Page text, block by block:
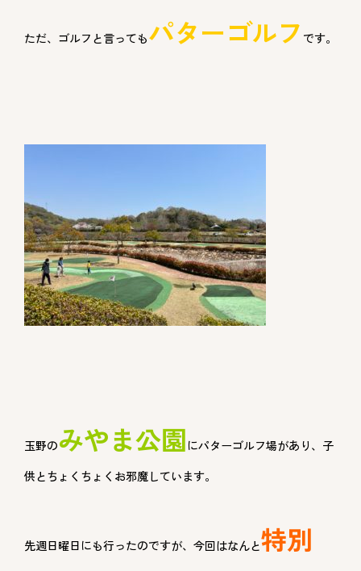
ただ、ゴルフと言ってもパターゴルフ です。
玉野のみやま公園 にパターゴルフ場があり、子
供とちょくちょくお邪魔しています。
先週日曜日にも行ったのですが、今回はなんと特別